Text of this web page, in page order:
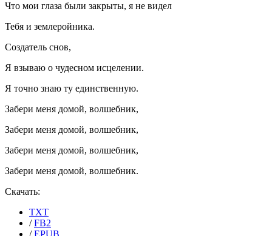
Что мои глаза были закрыты, я не видел
Тебя и землеройника.
Создатель снов,
Я взываю о чудесном исцелении.
Я точно знаю ту единственную.
Забери меня домой, волшебник,
Забери меня домой, волшебник,
Забери меня домой, волшебник,
Забери меня домой, волшебник.
Скачать:
TXT
/FB2